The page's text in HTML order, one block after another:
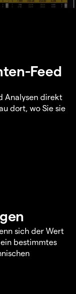
Feed
Analysen direkt
dort, wo Sie sie
sich der Wert
bestimmtes